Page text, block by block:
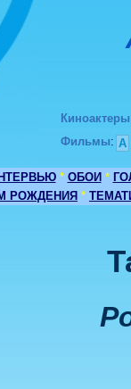
Киноактеры
Фильмы: А
* ОБОИ *
РОЖДЕНИЯ *